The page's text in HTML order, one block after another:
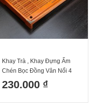
Khay Trà , Khay Đựng Ấm
Chén Bọc Đồng Vân Nổi 4
Góc Mã Đáo Thành Công
Màu Nâu 43x28cm
230.000 ₫